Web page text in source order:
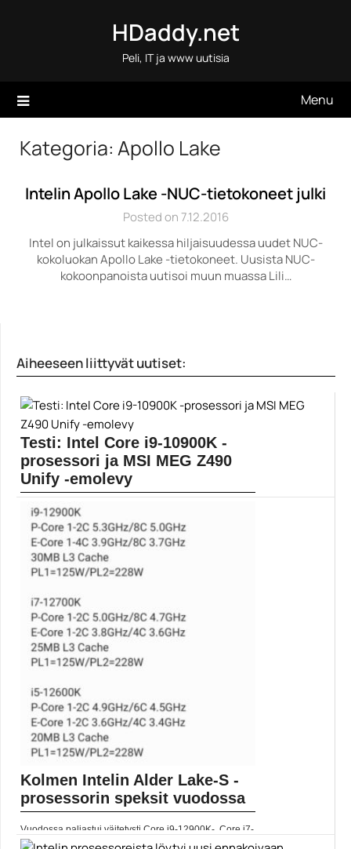
HDaddy.net
Peli, IT ja www uutisia
Menu
Kategoria: Apollo Lake
Intelin Apollo Lake -NUC-tietokoneet julki
Posted on 7.12.2016
Intel on julkaissut kaikessa hiljaisuudessa uudet NUC-
kokoluokan Apollo Lake -tietokoneet. Uusista NUC-
kokoonpanoista uutisoi muun muassa Lili…
Aiheeseen liittyvät uutiset:
Testi: Intel Core i9-10900K -
prosessori ja MSI MEG Z490
Unify -emolevy
Intelin uusi prosessorisukupolvi on aina
mielenkiintoinen tapaus. Luvassa...
Core i9-10900K
Kolmen Intelin Alder Lake-S -
prosessorin speksit vuodossa
Vuodossa paljastui väitetysti Core i9-12900K-, Core i7-
12700K- ja...